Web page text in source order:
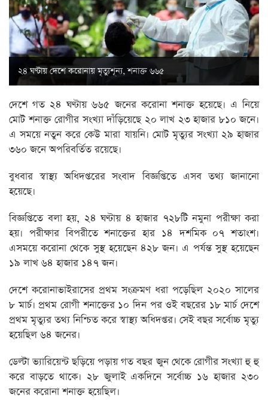
২৪ ঘণ্টায় দেশে করোনায় মৃত্যুশূন্য, শনাক্ত ৬৬৫
দেশে গত ২৪ ঘণ্টায় ৬৬৫ জনের করোনা শনাক্ত হয়েছে। এ নিয়ে
মোট শনাক্ত রোগীর সংখ্যা দাঁড়িয়েছে ২০ লাখ ২৩ হাজার ৮১০ জনে।
এ সময়ে নতুন করে কেউ মারা যায়নি। মোট মৃত্যুর সংখ্যা ২৯ হাজার
৩৬০ জনে অপরিবর্তিত রয়েছে।
বুধবার স্বাস্থ্য অধিদপ্তরের সংবাদ বিজ্ঞপ্তিতে এসব তথ্য জানানো
হয়েছে।
বিজ্ঞপ্তিতে বলা হয়, ২৪ ঘণ্টায় ৪ হাজার ৭২৮টি নমুনা পরীক্ষা করা
হয়। পরীক্ষার বিপরীতে শনাক্তের হার ১৪ দশমিক ০৭ শতাংশ।
এসময়ে করোনা থেকে সুস্থ হয়েছেন ৪২৮ জন। এ পর্যন্ত সুস্থ হয়েছেন
১৯ লাখ ৬৪ হাজার ১৪৭ জন।
দেশে করোনাভাইরাসের প্রথম সংক্রমণ ধরা পড়েছিল ২০২০ সালের
৮ মার্চ। প্রথম রোগী শনাক্তের ১০ দিন পর ওই বছরের ১৮ মার্চ দেশে
প্রথম মৃত্যুর তথ্য নিশ্চিত করে স্বাস্থ্য অধিদপ্তর। সেই বছর সর্বোচ্চ মৃত্যু
হয়েছিল ৬৪ জনের।
ডেল্টা ভ্যারিয়েন্ট ছড়িয়ে পড়ায় গত বছর জুন থেকে রোগীর সংখ্যা হু হু
করে বাড়তে থাকে। ২৮ জুলাই একদিনে সর্বোচ্চ ১৬ হাজার ২৩০
জনের করোনা শনাক্ত হয়েছিল।